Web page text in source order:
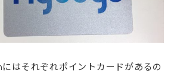
それぞれポイントカードがあるの